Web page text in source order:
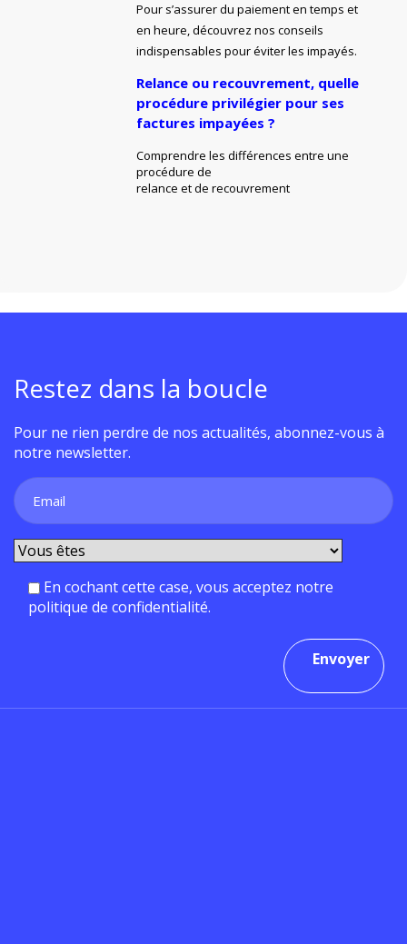
Pour s’assurer du paiement en temps et
en heure, découvrez nos conseils
indispensables pour éviter les impayés.
Relance ou recouvrement, quelle
procédure privilégier pour ses
factures impayées ?
Comprendre les différences entre une
procédure de
relance et de recouvrement
Restez dans la boucle
Pour ne rien perdre de nos actualités, abonnez-vous à
notre newsletter.
En cochant cette case, vous acceptez notre
politique de confidentialité.
Envoyer